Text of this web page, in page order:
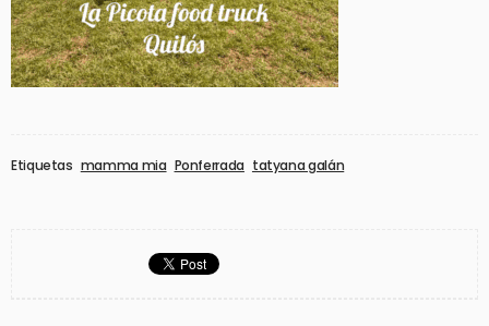
Etiquetas mamma mia Ponferrada tatyana galán